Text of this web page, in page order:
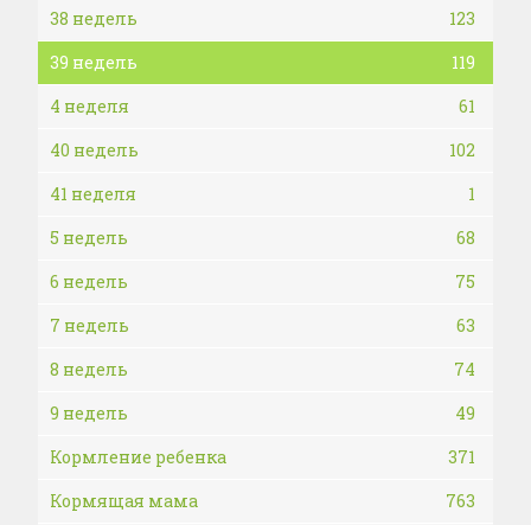
38 недель
123
39 недель
119
4 неделя
61
40 недель
102
41 неделя
1
5 недель
68
6 недель
75
7 недель
63
8 недель
74
9 недель
49
Кормление ребенка
371
Кормящая мама
763